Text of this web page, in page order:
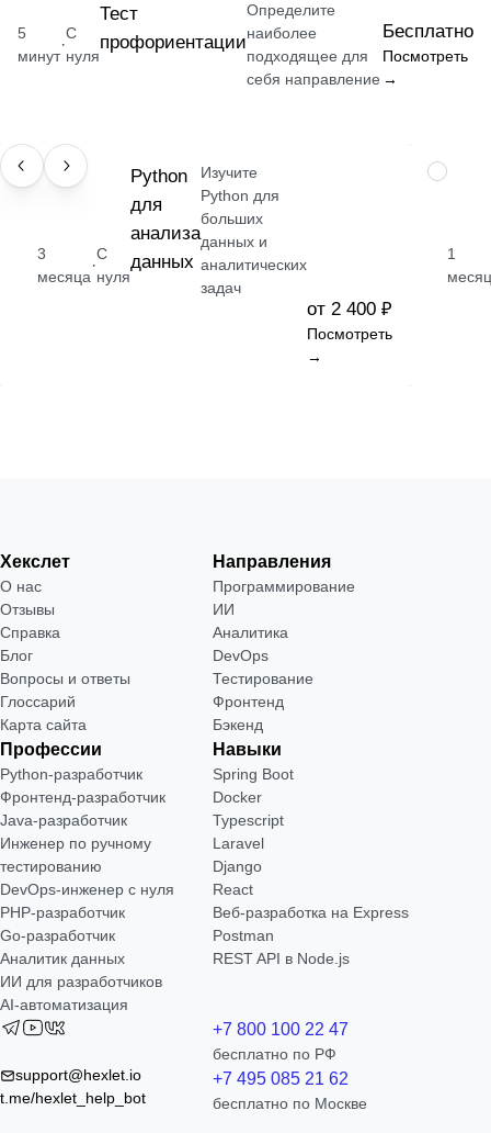
5
минут
·
С
нуля
Тест
профориентации
Определите
наиболее
подходящее для
себя направление
Бесплатно
Посмотреть
→
НАВЫК
3
месяца
·
С
нуля
Python
для
анализа
данных
Изучите
Python для
больших
данных и
аналитических
задач
от 2 400 ₽
Посмотреть
→
НАВЫК
1
месяц
Хекслет
О нас
Отзывы
Справка
Блог
Вопросы и ответы
Глоссарий
Карта сайта
Направления
Программирование
ИИ
Аналитика
DevOps
Тестирование
Фронтенд
Бэкенд
Профессии
Python-разработчик
Фронтенд-разработчик
Java-разработчик
Инженер по ручному
тестированию
DevOps-инженер с нуля
РНР-разработчик
Go-разработчик
Аналитик данных
ИИ для разработчиков
AI-автоматизация
Навыки
Spring Boot
Docker
Typescript
Laravel
Django
React
Веб-разработка на Express
Postman
REST API в Node.js
support@hexlet.io
t.me/hexlet_help_bot
+7 800 100 22 47
бесплатно по РФ
+7 495 085 21 62
бесплатно по Москве